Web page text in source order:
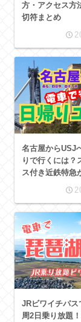
方・アクセス方
切符まとめ
名古屋からUSJ
りで行くには？
ス付き近鉄特急
JRビワイチパス
周2日乗り放題